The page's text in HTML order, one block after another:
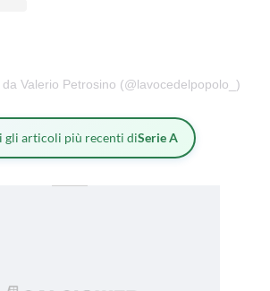
Valerio Petrosino (@lavocedelpopolo_)
gli articoli più recenti diSerie A